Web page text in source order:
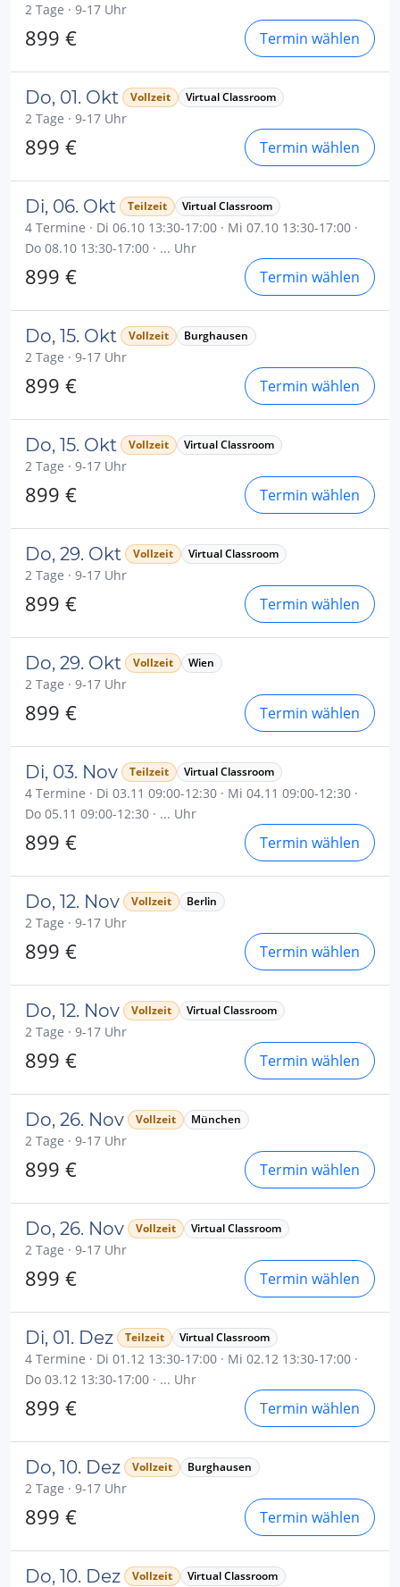
2 Tage · 9-17 Uhr
899 € Termin wählen
Do, 01. Okt Vollzeit Virtual Classroom
2 Tage · 9-17 Uhr
899 € Termin wählen
Di, 06. Okt Teilzeit Virtual Classroom
4 Termine · Di 06.10 13:30-17:00 · Mi 07.10 13:30-17:00 ·
Do 08.10 13:30-17:00 · ... Uhr
899 € Termin wählen
Do, 15. Okt Vollzeit Burghausen
2 Tage · 9-17 Uhr
899 € Termin wählen
Do, 15. Okt Vollzeit Virtual Classroom
2 Tage · 9-17 Uhr
899 € Termin wählen
Do, 29. Okt Vollzeit Virtual Classroom
2 Tage · 9-17 Uhr
899 € Termin wählen
Do, 29. Okt Vollzeit Wien
2 Tage · 9-17 Uhr
899 € Termin wählen
Di, 03. Nov Teilzeit Virtual Classroom
4 Termine · Di 03.11 09:00-12:30 · Mi 04.11 09:00-12:30 ·
Do 05.11 09:00-12:30 · ... Uhr
899 € Termin wählen
Do, 12. Nov Vollzeit Berlin
2 Tage · 9-17 Uhr
899 € Termin wählen
Do, 12. Nov Vollzeit Virtual Classroom
2 Tage · 9-17 Uhr
899 € Termin wählen
Do, 26. Nov Vollzeit München
2 Tage · 9-17 Uhr
899 € Termin wählen
Do, 26. Nov Vollzeit Virtual Classroom
2 Tage · 9-17 Uhr
899 € Termin wählen
Di, 01. Dez Teilzeit Virtual Classroom
4 Termine · Di 01.12 13:30-17:00 · Mi 02.12 13:30-17:00 ·
Do 03.12 13:30-17:00 · ... Uhr
899 € Termin wählen
Do, 10. Dez Vollzeit Burghausen
2 Tage · 9-17 Uhr
899 € Termin wählen
Do, 10. Dez Vollzeit Virtual Classroom